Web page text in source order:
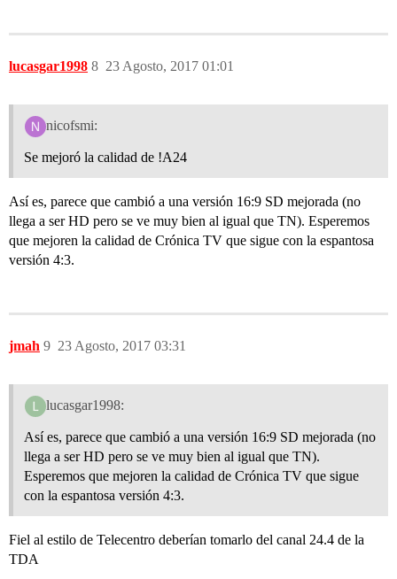
lucasgar1998 23 Agosto, 2017 01:01
8
nicofsmi:
Se mejoró la calidad de !A24
Así es, parece que cambió a una versión 16:9 SD mejorada (no
llega a ser HD pero se ve muy bien al igual que TN). Esperemos
que mejoren la calidad de Crónica TV que sigue con la espantosa
versión 4:3.
jmah 23 Agosto, 2017 03:31
9
lucasgar1998:
Así es, parece que cambió a una versión 16:9 SD mejorada (no
llega a ser HD pero se ve muy bien al igual que TN).
Esperemos que mejoren la calidad de Crónica TV que sigue
con la espantosa versión 4:3.
Fiel al estilo de Telecentro deberían tomarlo del canal 24.4 de la
TDA